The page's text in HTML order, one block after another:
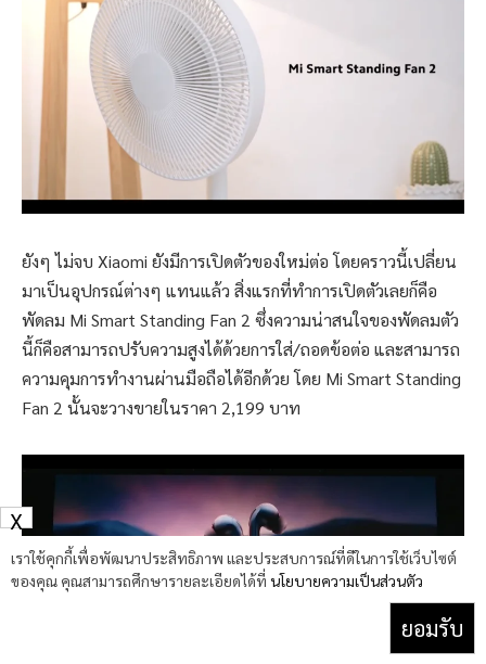
ยังๆ ไม่จบ Xiaomi ยังมีการเปิดตัวของใหม่ต่อ โดยคราวนี้เปลี่ยน
มาเป็นอุปกรณ์ต่างๆ แทนแล้ว สิ่งแรกที่ทำการเปิดตัวเลยก็คือ
พัดลม Mi Smart Standing Fan 2 ซึ่งความน่าสนใจของพัดลมตัว
นี้ก็คือสามารถปรับความสูงได้ด้วยการใส่/ถอดข้อต่อ และสามารถ
ความคุมการทำงานผ่านมือถือได้อีกด้วย โดย Mi Smart Standing
Fan 2 นั้นจะวางขายในราคา 2,199 บาท
เราใช้คุกกี้เพื่อพัฒนาประสิทธิภาพ และประสบการณ์ที่ดีในการใช้เว็บไซต์
ของคุณ คุณสามารถศึกษารายละเอียดได้ที่ นโยบายความเป็นส่วนตัว
ยอมรับ
X